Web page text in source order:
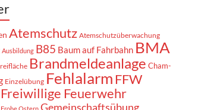
Atemschutz Atemschutzüberwachung
Ausbildung B85 Baum auf Fahrbahn BMA
Brandmeldeanlage Cham-
Einzelübung Fehlalarm FFW
Freiwillige Feuerwehr
Gemeinschaftsübung